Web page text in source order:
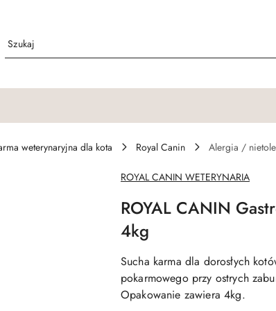
weterynaryjna dla kota Royal Canin
Alergia /
NAZWA
PRODUCENTA:
ROYAL CANIN WETERYNARIA
ROYAL CANIN
4kg
Sucha karma dla dorosłych
pokarmowego przy ostrych
Opakowanie zawiera 4kg.